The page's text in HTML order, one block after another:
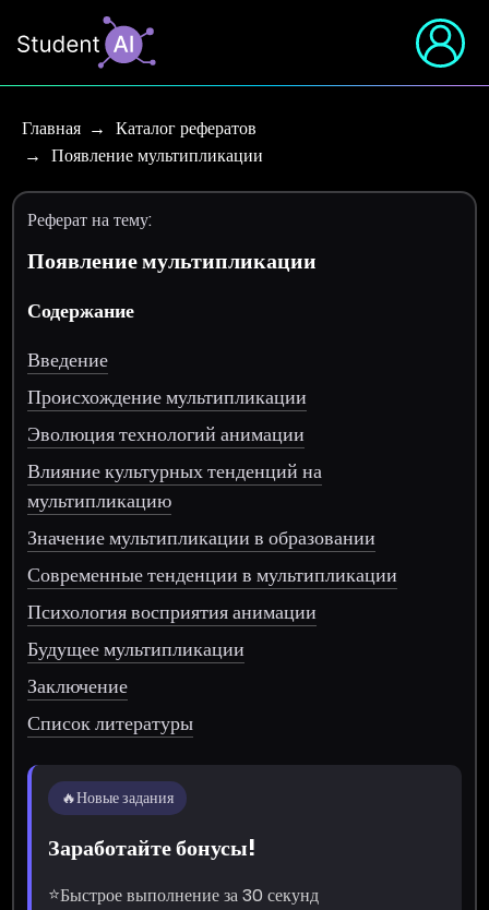
Главная
Каталог рефератов
Появление мультипликации
Реферат на тему:
Появление мультипликации
Содержание
Введение
Происхождение мультипликации
Эволюция технологий анимации
Влияние культурных тенденций на
мультипликацию
Значение мультипликации в образовании
Современные тенденции в мультипликации
Психология восприятия анимации
Будущее мультипликации
Заключение
Список литературы
🔥Новые задания
Заработайте бонусы!
⭐Быстрое выполнение за 30 секунд